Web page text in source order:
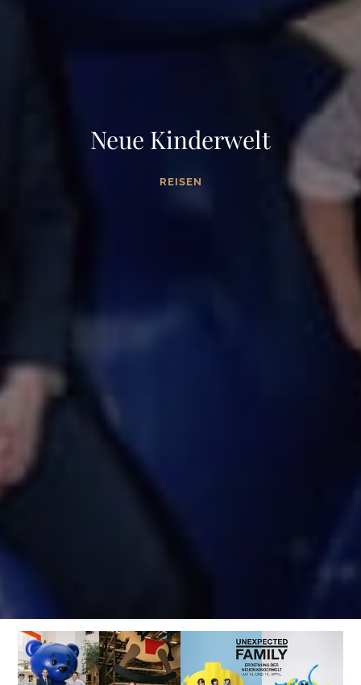
Neue Kinderwelt
REISEN